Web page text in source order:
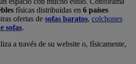
físicas distribuidas en 6 países
ofertas de sofas baratos, colchones
sofas.
a través de su website o, físicamente,